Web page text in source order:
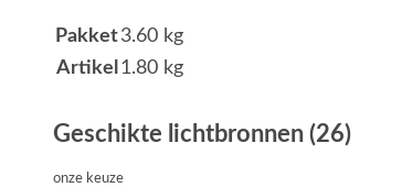
Pakket3.60 kg
Artikel 1.80 kg
Geschikte lichtbronnen (26)
onze keuze